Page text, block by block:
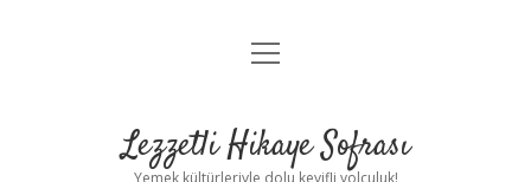
Anasayfa
Yasal Uyarı
menüyü
Lezzetli Hikaye Sofrası
Yemek kültürleriyle dolu keyifli yolculuk!